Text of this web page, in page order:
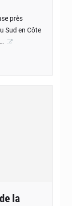
près
Sud en Côte
la